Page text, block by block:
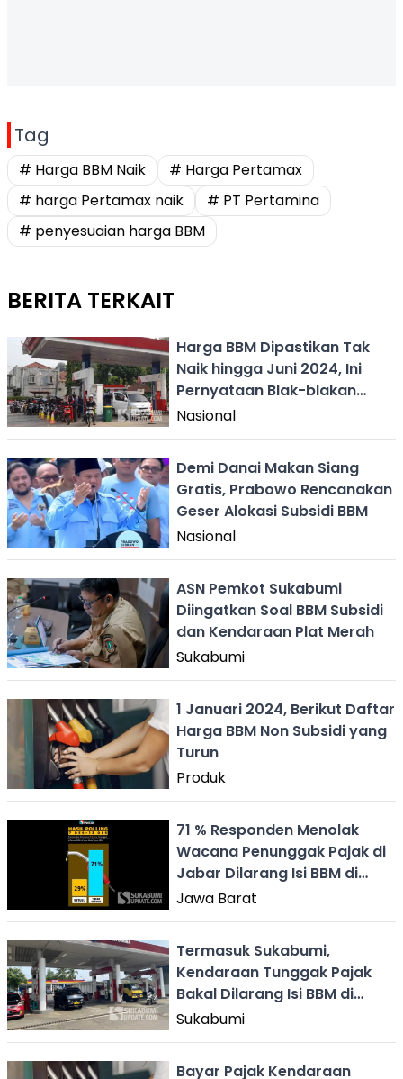
Tag
# Harga BBM Naik
# Harga Pertamax
# harga Pertamax naik
# PT Pertamina
# penyesuaian harga BBM
BERITA TERKAIT
Harga BBM Dipastikan Tak
Naik hingga Juni 2024, Ini
Pernyataan Blak-blakan
Pemerintah
Nasional
Demi Danai Makan Siang
Gratis, Prabowo Rencanakan
Geser Alokasi Subsidi BBM
Nasional
ASN Pemkot Sukabumi
Diingatkan Soal BBM Subsidi
dan Kendaraan Plat Merah
Sukabumi
1 Januari 2024, Berikut Daftar
Harga BBM Non Subsidi yang
Turun
Produk
71 % Responden Menolak
Wacana Penunggak Pajak di
Jabar Dilarang Isi BBM di
SPBU
Jawa Barat
Termasuk Sukabumi,
Kendaraan Tunggak Pajak
Bakal Dilarang Isi BBM di
SPBU?
Sukabumi
Bayar Pajak Kendaraan